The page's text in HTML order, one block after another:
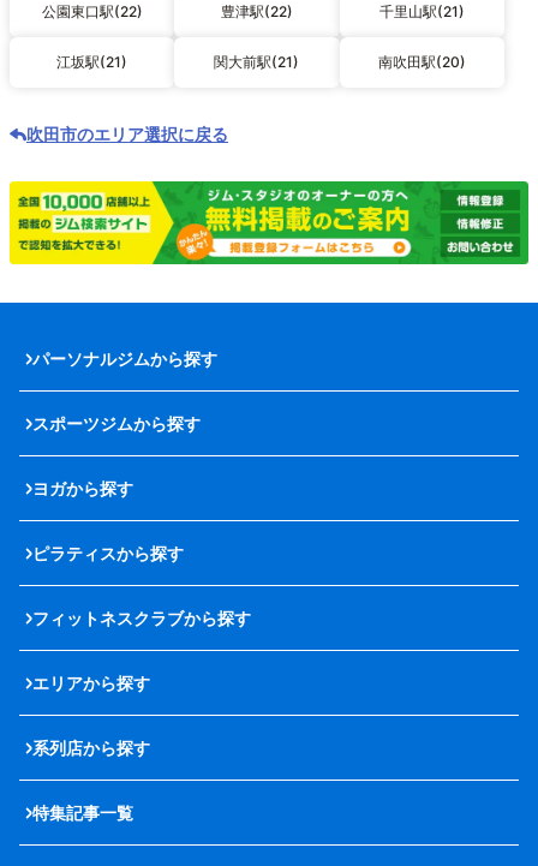
公園東口駅(22) 豊津駅(22) 千里山駅(21)
江坂駅(21) 関大前駅(21) 南吹田駅(20)
吹田市のエリア選択に戻る
パーソナルジムから探す
スポーツジムから探す
ヨガから探す
ピラティスから探す
フィットネスクラブから探す
エリアから探す
系列店から探す
特集記事一覧